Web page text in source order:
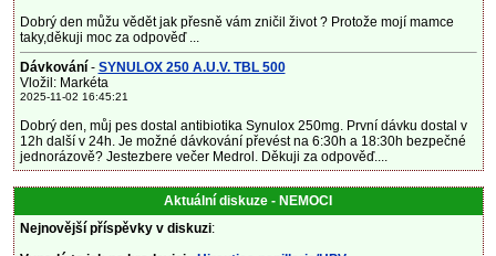
Dobrý den můžu vědět jak přesně vám zničil život ? Protože mojí mamce
taky,děkuji moc za odpověď ...
Dávkování - SYNULOX 250 A.U.V. TBL 500
Vložil: Markéta
2025-11-02 16:45:21
Dobrý den, můj pes dostal antibiotika Synulox 250mg. První dávku dostal v
12h další v 24h. Je možné dávkování převést na 6:30h a 18:30h bezpečné
jednorázově? Jestezbere večer Medrol. Děkuji za odpověď....
Aktuální diskuze - NEMOCI
Nejnovější příspěvky v diskuzi: